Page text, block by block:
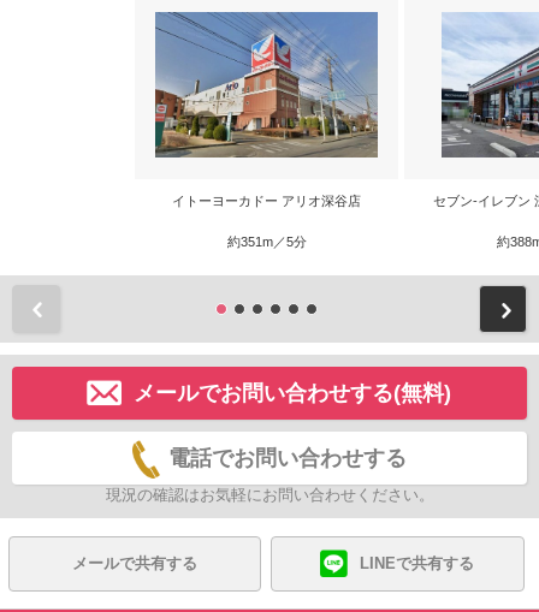
イトーヨーカドー アリオ深谷店
約351m／5分
セブン-イレブン
約
メールでお問い合わせする(無料)
電話でお問い合わせする
現況の確認はお気軽にお問い合わせください。
メールで共有する LINEで共有する